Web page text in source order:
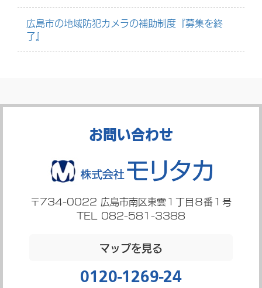
広島市の地域防犯カメラの補助制度『募集を終
了』
お問い合わせ
〒734-0022 広島市南区東雲１丁目８番１号
TEL 082-581-3388
マップを見る
0120-1269-24